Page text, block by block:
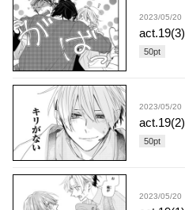
2023/05/20
act.19(3)
50pt
2023/05/20
act.19(2)
50pt
2023/05/20